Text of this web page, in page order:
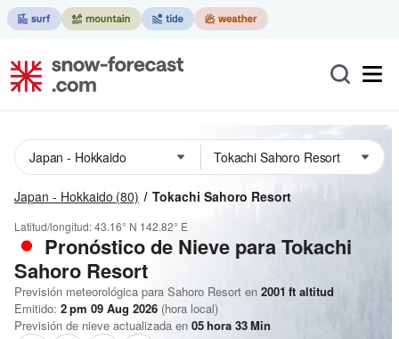
Japan - Hokkaido (80) Tokachi Sahoro Resort
Latitud/longitud:43.16° N 142.82° E
Pronóstico de Nieve para Tokachi
Sahoro Resort
Previsión meteorológica para Sahoro Resort en 2001 ft altitud
Emitido: 2 pm 09 Aug 2026 (hora local)
Previsión de nieve actualizada en 05hora 33Min